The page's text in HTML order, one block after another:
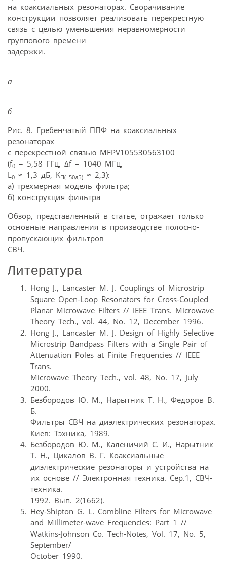
на коаксиальных резонаторах. Сворачивание
конструкции позволяет реализовать перекрестную
связь с целью уменьшения неравномерности
группового времени
задержки.
а
б
Рис. 8. Гребенчатый ППФ на коаксиальных
резонаторах
с перекрестной связью MFPV105530563100
(f0 = 5,58 ГГц, Δf = 1040 МГц,
L 0 ≈ 1,3 дБ, KП(–50дБ) ≈ 2,3):
а) трехмерная модель фильтра;
б) конструкция фильтра
Обзор, представленный в статье, отражает только
основные направления в производстве полосно-
пропускающих фильтров
СВЧ.
Литература
Hong J., Lancaster M. J. Couplings of Microstrip
Square Open-Loop Resonators for Cross-Coupled
Planar Microwave Filters // IEEE Trans. Microwave
Theory Tech., vol. 44, No. 12, December 1996.
Hong J., Lancaster M. J. Design of Highly Selective
Microstrip Bandpass Filters with a Single Pair of
Attenuation Poles at Finite Frequencies // IEEE
Trans.
Microwave Theory Tech., vol. 48, No. 17, July
2000.
Безбородов Ю. М., Нарытник Т. Н., Федоров В.
Б.
Фильтры СВЧ на диэлектрических резонаторах.
Киев: Тэхника, 1989.
Безбородов Ю. М., Каленичий С. И., Нарытник
Т. Н., Цикалов В. Г. Коаксиальные
диэлектрические резонаторы и устройства на
их основе // Электронная техника. Сер.1, СВЧ-
техника.
1992. Вып. 2(1662).
Hey-Shipton G. L. Combline Filters for Microwave
and Millimeter-wave Frequencies: Part 1 //
Watkins-Johnson Co. Tech-Notes, Vol. 17, No. 5,
September/
October 1990.